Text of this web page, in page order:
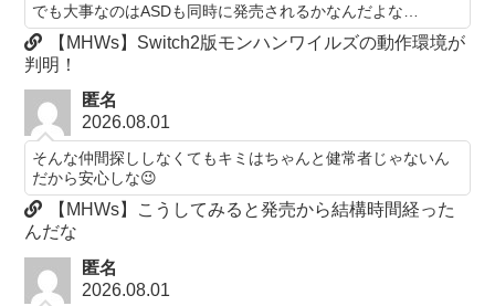
でも大事なのはASDも同時に発売されるかなんだよな…
【MHWs】Switch2版モンハンワイルズの動作環境が
判明！
匿名
2026.08.01
そんな仲間探ししなくてもキミはちゃんと健常者じゃないん
だから安心しな😉
【MHWs】こうしてみると発売から結構時間経った
んだな
匿名
2026.08.01